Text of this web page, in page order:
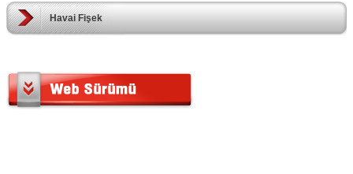
Havai Fişek